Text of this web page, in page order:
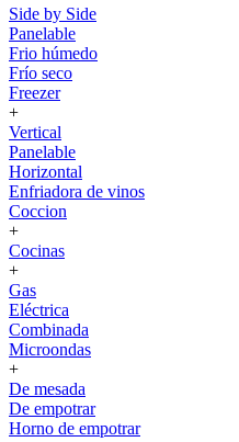
Side by Side
Panelable
Frio húmedo
Frío seco
Freezer
+
Vertical
Panelable
Horizontal
Enfriadora de vinos
Coccion
+
Cocinas
+
Gas
Eléctrica
Combinada
Microondas
+
De mesada
De empotrar
Horno de empotrar